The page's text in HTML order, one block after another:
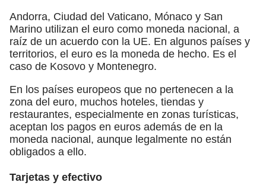
Andorra, Ciudad del Vaticano, Mónaco y San
Marino utilizan el euro como moneda nacional, a
raíz de un acuerdo con la UE. En algunos países y
territorios, el euro es la moneda de hecho. Es el
caso de Kosovo y Montenegro.
En los países europeos que no pertenecen a la
zona del euro, muchos hoteles, tiendas y
restaurantes, especialmente en zonas turísticas,
aceptan los pagos en euros además de en la
moneda nacional, aunque legalmente no están
obligados a ello.
Tarjetas y efectivo